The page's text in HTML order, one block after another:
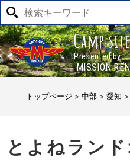
Camp
MISSION
トップページ > 中部 > 愛知 >
とよねラン